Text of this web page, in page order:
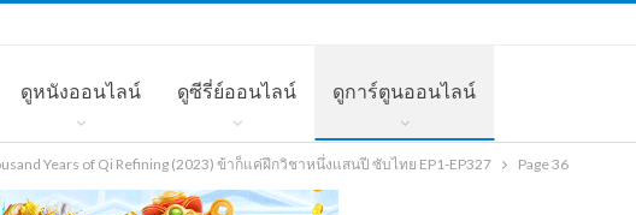
ดูหนังออนไลน์ ดูซีรี่ย์ออนไลน์ ดูการ์ตูนออนไลน์
Years of Qi Refining (2023) ข้าก็แค่ฝึกวิชาหนึ่งแสนปี ซับไทย EP1-EP327 Page 36